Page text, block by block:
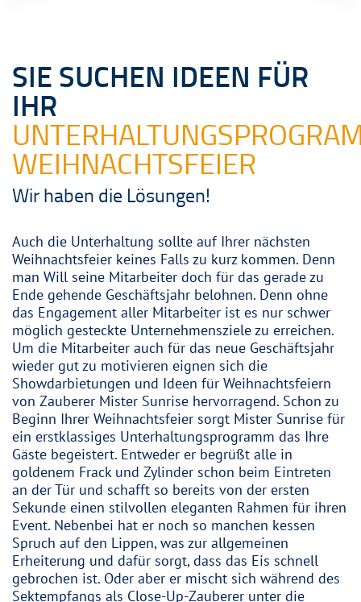
SIE SUCHEN IDEEN FÜR
IHR
WEIHNACHTSFEIER
Wir haben die Lösungen!
Auch die Unterhaltung sollte auf Ihrer nächsten
Weihnachtsfeier keines Falls zu kurz kommen. Denn
man Will seine Mitarbeiter doch für das gerade zu
Ende gehende Geschäftsjahr belohnen. Denn ohne
das Engagement aller Mitarbeiter ist es nur schwer
möglich gesteckte Unternehmensziele zu erreichen.
Um die Mitarbeiter auch für das neue Geschäftsjahr
wieder gut zu motivieren eignen sich die
Showdarbietungen und Ideen für Weihnachtsfeiern
von Zauberer Mister Sunrise hervorragend. Schon zu
Beginn Ihrer Weihnachtsfeier sorgt Mister Sunrise für
ein erstklassiges Unterhaltungsprogramm das Ihre
Gäste begeistert. Entweder er begrüßt alle in
goldenem Frack und Zylinder schon beim Eintreten
an der Tür und schafft so bereits von der ersten
Sekunde einen stilvollen eleganten Rahmen für ihren
Event. Nebenbei hat er noch so manchen kessen
Spruch auf den Lippen, was zur allgemeinen
Erheiterung und dafür sorgt, dass das Eis schnell
gebrochen ist. Oder aber er mischt sich während des
Sektempfangs als Close-Up-Zauberer unter die